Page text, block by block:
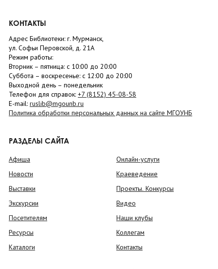
КОНТАКТЫ
Адрес Библиотеки: г. Мурманск,
ул. Софьи Перовской, д. 21А
Режим работы:
Вторник – пятница: с 10:00 до 20:00
Суббота – воскресенье: c 12:00 до 20:00
Выходной день – понедельник
Телефон для справок: +7 (8152) 45-08-58
E-mail: ruslib@mgounb.ru
Политика обработки персональных данных на сайте МГОУНБ
РАЗДЕЛЫ САЙТА
Афиша
Новости
Выставки
Экскурсии
Посетителям
Ресурсы
Каталоги
Онлайн-услуги
Краеведение
Проекты. Конкурсы
Видео
Наши клубы
Коллегам
Контакты